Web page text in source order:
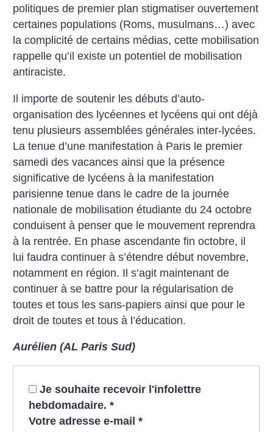
politiques de premier plan stigmatiser ouvertement
certaines populations (Roms, musulmans…) avec
la complicité de certains médias, cette mobilisation
rappelle qu’il existe un potentiel de mobilisation
antiraciste.
Il importe de soutenir les débuts d’auto-
organisation des lycéennes et lycéens qui ont déjà
tenu plusieurs assemblées générales inter-lycées.
La tenue d’une manifestation à Paris le premier
samedi des vacances ainsi que la présence
significative de lycéens à la manifestation
parisienne tenue dans le cadre de la journée
nationale de mobilisation étudiante du 24 octobre
conduisent à penser que le mouvement reprendra
à la rentrée. En phase ascendante fin octobre, il
lui faudra continuer à s’étendre début novembre,
notamment en région. Il s’agit maintenant de
continuer à se battre pour la régularisation de
toutes et tous les sans-papiers ainsi que pour le
droit de toutes et tous à l’éducation.
Aurélien (AL Paris Sud)
Je souhaite recevoir l'infolettre
hebdomadaire. *
Votre adresse e-mail *